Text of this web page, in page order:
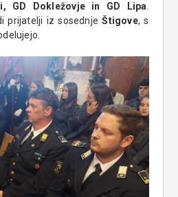
GD Dokležovje in GD Lipa.
prijatelji iz sosednjeŠtigove, s